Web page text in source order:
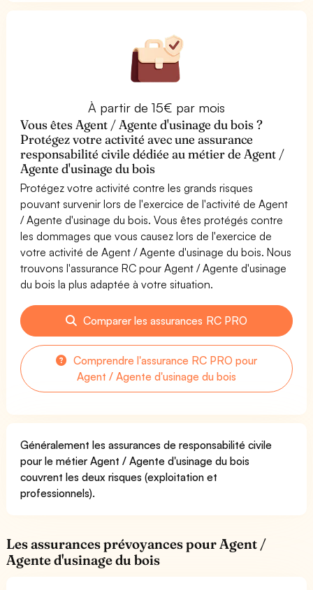
À partir de 15€ par mois
Vous êtes Agent / Agente d'usinage du bois ?
Protégez votre activité avec une assurance
responsabilité civile dédiée au métier de Agent /
Agente d'usinage du bois
Protégez votre activité contre les grands risques
pouvant survenir lors de l'exercice de l'activité de Agent
/ Agente d'usinage du bois. Vous êtes protégés contre
les dommages que vous causez lors de l'exercice de
votre activité de Agent / Agente d'usinage du bois. Nous
trouvons l'assurance RC pour Agent / Agente d'usinage
du bois la plus adaptée à votre situation.
Comparer les assurances RC PRO
Comprendre l'assurance RC PRO pour
Agent / Agente d'usinage du bois
Généralement les assurances de responsabilité civile
pour le métier Agent / Agente d'usinage du bois
couvrent les deux risques (exploitation et
professionnels).
Les assurances prévoyances pour Agent /
Agente d'usinage du bois